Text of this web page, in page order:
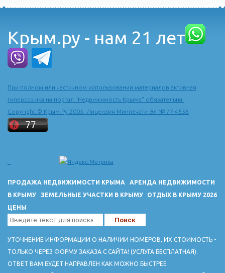
Крым.ру - нам 21 лет
При полном или частичном использовании материалов активная
гиперссылка на портал "Недвижимость Крыма" обязательна.
Copyright © Крым.Ру 2005. Лицензия Минпечати Эл № 77-4556
ПРОДАЖА НЕДВИЖИМОСТИ КРЫМА
АРЕНДА НЕДВИЖИМОСТИ
В КРЫМУ
ЗЕМЕЛЬНЫЕ УЧАСТКИ В КРЫМУ
ОТДЫХ В КРЫМУ 2026
ЦЕНЫ
УТОЧНЕНИЕ ИНФОРМАЦИИ О НАЛИЧИИ НОМЕРОВ, ИХ СТОИМОСТЬ -
ТОЛЬКО ЧЕРЕЗ ФОРМУ ЗАКАЗА С САЙТА! (УСЛУГА БЕСПЛАТНАЯ).
ОТВЕТ ВАМ БУДЕТ НАПРАВЛЕН КАК МОЖНО БЫСТРЕЕ